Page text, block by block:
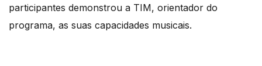
participantes demonstrou a TIM, orientador do
programa, as suas capacidades musicais.